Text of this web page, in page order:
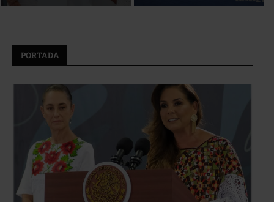
PORTADA